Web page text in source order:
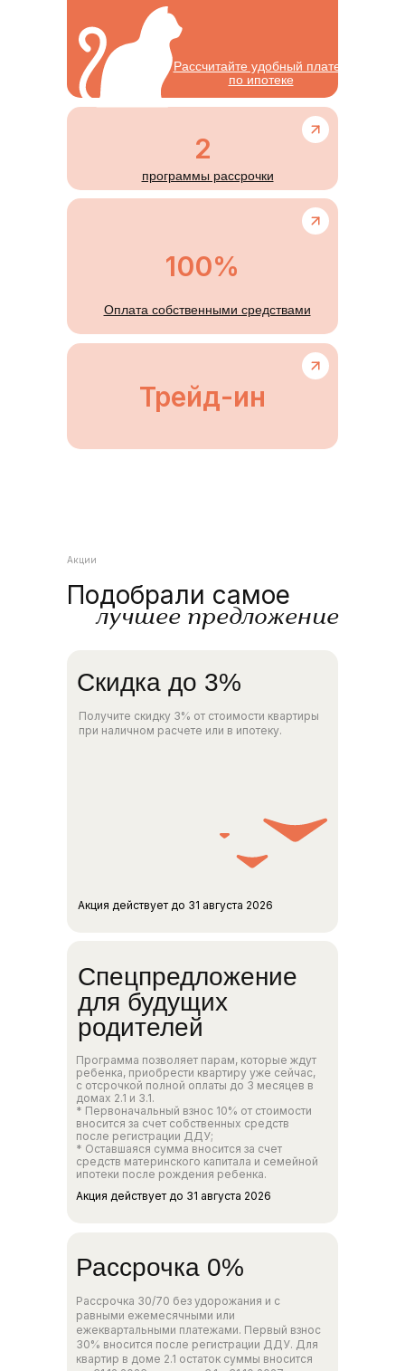
Трейд-ин
100%
2
Рассчитайте удобный платеж
по ипотеке
программы рассрочки
Оплата собственными средствами
Подобрали самое
лучшее предложение
Скидка до 3%
Спецпредложение
для будущих
родителей
Рассрочка 0%
Акция действует до 31 августа 2026
Акция действует до 31 августа 2026
Получите скидку 3% от стоимости квартиры
при наличном расчете или в ипотеку.
Программа позволяет парам, которые ждут
ребенка, приобрести квартиру уже сейчас,
с отсрочкой полной оплаты до 3 месяцев в
домах 2.1 и 3.1.
* Первоначальный взнос 10% от стоимости
вносится за счет собственных средств
после регистрации ДДУ;
* Оставшаяся сумма вносится за счет
средств материнского капитала и семейной
ипотеки после рождения ребенка.
Рассрочка 30/70 без удорожания и с
равными ежемесячными или
ежеквартальными платежами. Первый взнос
30% вносится после регистрации ДДУ. Для
квартир в доме 2.1 остаток суммы вносится
Акции